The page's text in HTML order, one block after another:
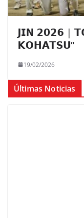
𝗝𝗜𝗡 𝟮𝟬𝟮𝟲 |
𝗞𝗢𝗛𝗔𝗧𝗦𝗨”
19/02/2026
Últimas Noticias